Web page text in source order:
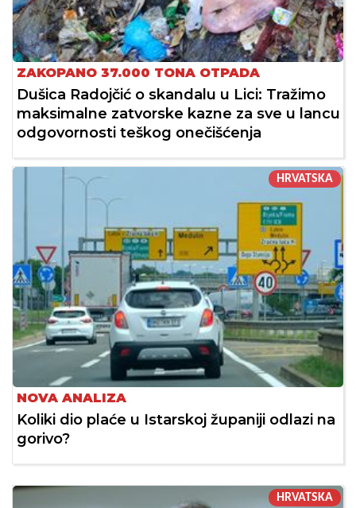
ZAKOPANO 37.000 TONA OTPADA
Dušica Radojčić o skandalu u Lici: Tražimo
maksimalne zatvorske kazne za sve u lancu
odgovornosti teškog onečišćenja
HRVATSKA
NOVA ANALIZA
Koliki dio plaće u Istarskoj županiji odlazi na
gorivo?
HRVATSKA